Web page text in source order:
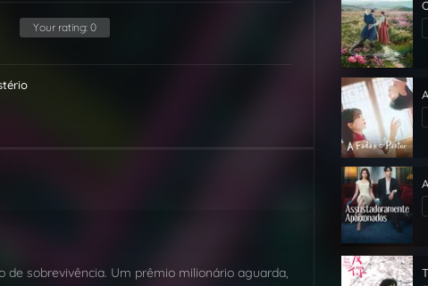
Your rating: 0
sobrevivência. Um prêmio milionário aguarda,